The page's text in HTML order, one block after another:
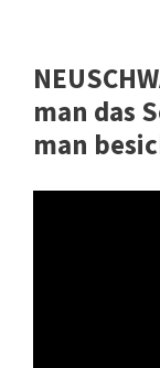
man das
man